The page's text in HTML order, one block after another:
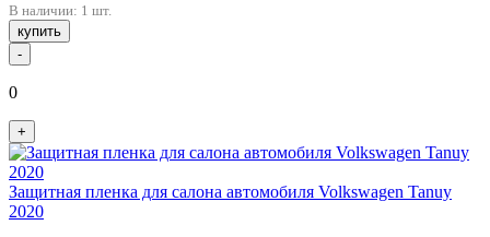
В наличии: 1 шт.
купить
-
0
+
Защитная пленка для салона автомобиля Volkswagen Tanuy
2020